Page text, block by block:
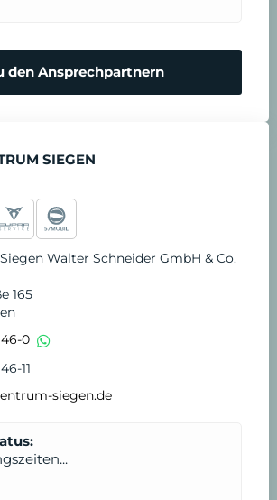
r
den Ansprechpartnern
SIEGEN
Walter Schneider GmbH & Co.
165
46-0
11
siegen.de